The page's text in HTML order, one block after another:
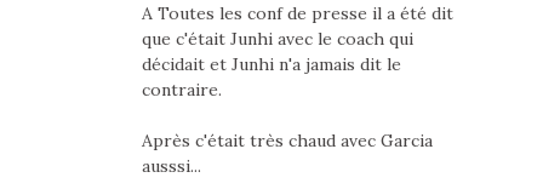
A Toutes les conf de presse il a été dit
que c'était Junhi avec le coach qui
décidait et Junhi n'a jamais dit le
contraire.
Après c'était très chaud avec Garcia
ausssi...